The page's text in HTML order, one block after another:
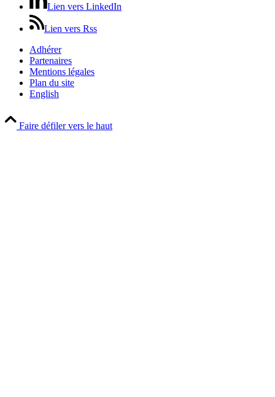
Lien vers LinkedIn
Lien vers Rss
Adhérer
Partenaires
Mentions légales
Plan du site
English
Faire défiler vers le haut